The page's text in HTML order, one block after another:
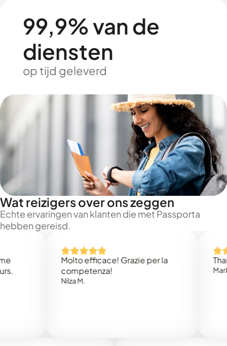
99,9% van de
diensten
op tijd geleverd
Wat reizigers over ons zeggen
Echte ervaringen van klanten die met Passporta
hebben gereisd.
Molto efficace! Grazie per la
competenza!
Thank